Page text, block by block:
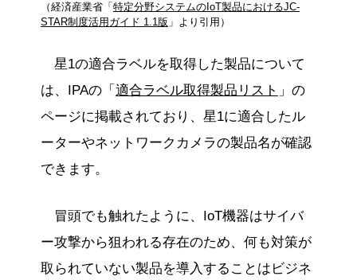
（経済産業省「 特定分野システムのIoT製品におけるJC-
STAR制度活用ガイド 1.1版 」より引用）
星1の適合ラベルを取得した製品について
は、IPAの「 適合ラベル取得製品リスト 」の
ページに掲載されており、星1に適合したル
ーターやネットワークカメラの製品名が確認
できます。
冒頭でも触れたように、IoT機器はサイバ
ー攻撃から狙われる存在のため、何も対策が
取られていない製品を導入することはビジネ